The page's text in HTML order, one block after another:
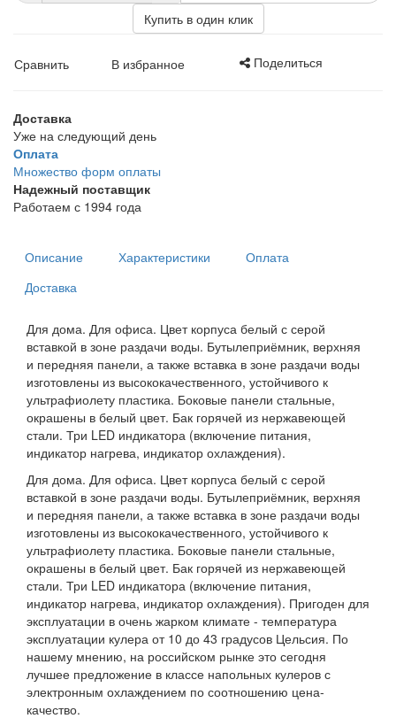
Купить в один клик
Сравнить В избранное Поделиться
Доставка
Уже на следующий день
Оплата
Множество форм оплаты
Надежный поставщик
Работаем с 1994 года
Описание Характеристики
Оплата
Доставка
Для дома. Для офиса. Цвет корпуса белый с серой
вставкой в зоне раздачи воды. Бутылеприёмник, верхняя
и передняя панели, а также вставка в зоне раздачи воды
изготовлены из высококачественного, устойчивого к
ультрафиолету пластика. Боковые панели стальные,
окрашены в белый цвет. Бак горячей из нержавеющей
стали. Три LED индикатора (включение питания,
индикатор нагрева, индикатор охлаждения).
Для дома. Для офиса. Цвет корпуса белый с серой
вставкой в зоне раздачи воды. Бутылеприёмник, верхняя
и передняя панели, а также вставка в зоне раздачи воды
изготовлены из высококачественного, устойчивого к
ультрафиолету пластика. Боковые панели стальные,
окрашены в белый цвет. Бак горячей из нержавеющей
стали. Три LED индикатора (включение питания,
индикатор нагрева, индикатор охлаждения). Пригоден для
эксплуатации в очень жарком климате - температура
эксплуатации кулера от 10 до 43 градусов Цельсия. По
нашему мнению, на российском рынке это сегодня
лучшее предложение в классе напольных кулеров с
электронным охлаждением по соотношению цена-
качество.